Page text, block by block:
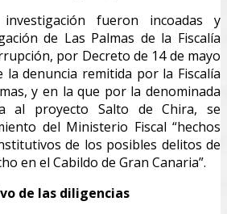
fueron incoadas y
de Las Palmas de la Fiscalía
por Decreto de 14 de mayo
la denuncia remitida por la Fiscalía
y en la que por la denominada
al proyecto Salto de Chira, se
del Ministerio Fiscal “hechos
de los posibles delitos de
en el Cabildo de Gran Canaria”.
de las diligencias